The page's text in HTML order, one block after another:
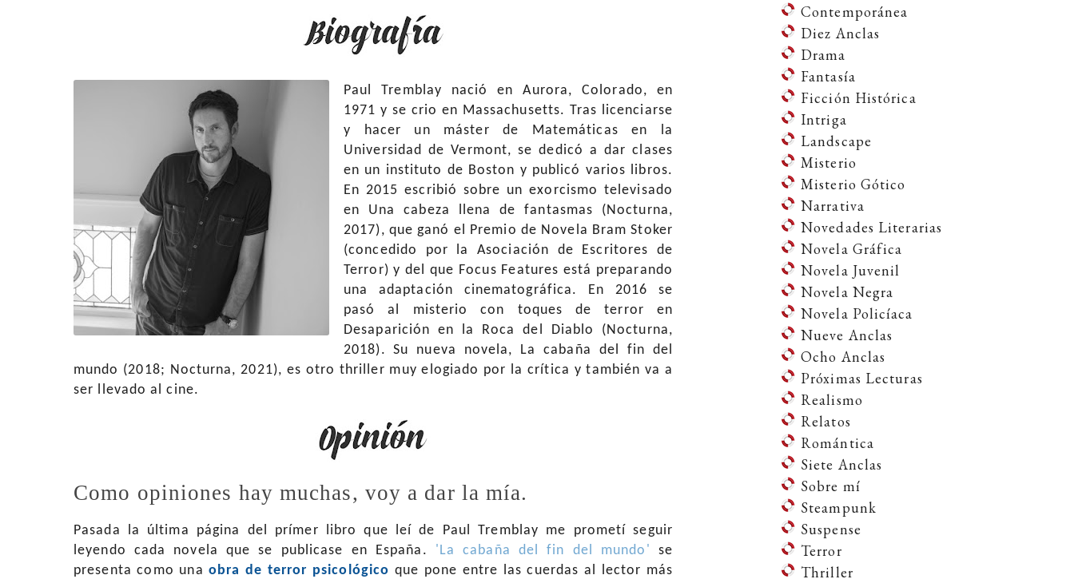
Paul Tremblay nació en Aurora, Colorado, en
1971 y se crio en Massachusetts. Tras licenciarse
y hacer un máster de Matemáticas en la
Universidad de Vermont, se dedicó a dar clases
en un instituto de Boston y publicó varios libros.
En 2015 escribió sobre un exorcismo televisado
en Una cabeza llena de fantasmas (Nocturna,
2017), que ganó el Premio de Novela Bram Stoker
(concedido por la Asociación de Escritores de
Terror) y del que Focus Features está preparando
una adaptación cinematográfica. En 2016 se
pasó al misterio con toques de terror en
Desaparición en la Roca del Diablo (Nocturna,
2018). Su nueva novela, La cabaña del fin del
mundo (2018; Nocturna, 2021), es otro thriller muy elogiado por la crítica y también va a
ser llevado al cine.
Como opiniones hay muchas, voy a dar la mía.
Pasada la última página del prímer libro que leí de Paul Tremblay me prometí seguir
leyendo cada novela que se publicase en España. 'La cabaña del fin del mundo' se
presenta como unaobra de terror psicológico que pone entre las cuerdas al lector más
Contemporánea
Diez Anclas
Drama
Fantasía
Ficción Histórica
Intriga
Landscape
Misterio
Misterio Gótico
Narrativa
Novedades Literarias
Novela Gráfica
Novela Juvenil
Novela Negra
Novela Policíaca
Nueve Anclas
Ocho Anclas
Próximas Lecturas
Realismo
Relatos
Romántica
Siete Anclas
Sobre mí
Steampunk
Suspense
Terror
Thriller